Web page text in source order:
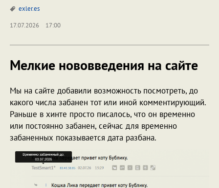
exler.es
17.07.2026
17:00
Мелкие нововведения на сайте
Мы на сайте добавили возможность посмотреть, до
какого числа забанен тот или иной комментирующий.
Раньше в хинте просто писалось, что он временно
или постоянно забанен, сейчас для временно
забаненных показывается дата разбана.